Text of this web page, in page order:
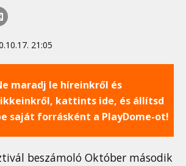
21:05
maradj le híreinkről és
kattints ide, és állítsd
saját forrásként a PlayDome-ot!
beszámoló Október második